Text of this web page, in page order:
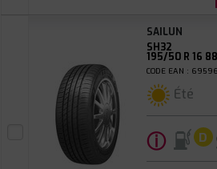
SAILUN
SH32
195/50 R 16
CODE EAN :
Été
ⓘ D